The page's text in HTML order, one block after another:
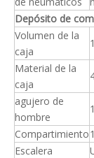
Depósito de
Volumen de la
caja
Material de la
caja
agujero de
hombre
Compartimiento
Escalera